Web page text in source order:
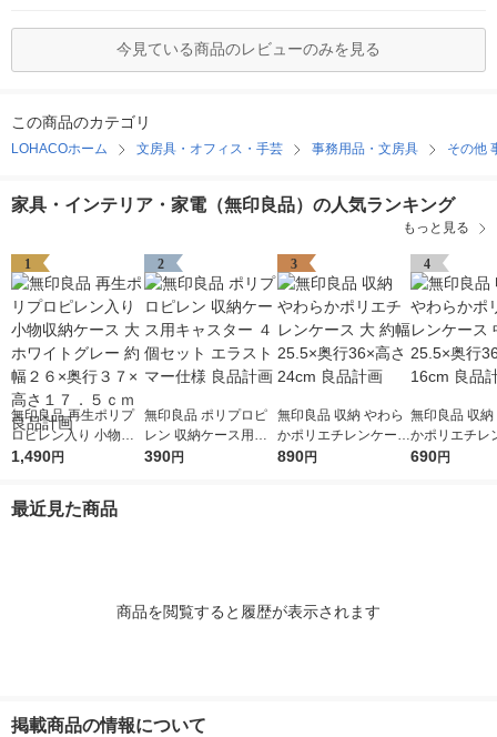
今見ている商品のレビューのみを見る
この商品のカテゴリ
LOHACOホーム 文房具・オフィス・手芸 事務用品・文房具 その他
家具・インテリア・家電（無印良品）の人気ランキング
もっと見る
1
無印良品 再生ポリプ
ロピレン入り 小物収
納ケース 大 ホワイト
ｍ 良品計画
1,490円
2
無印良品 ポリプロピ
レン 収納ケース用キ
ャスター ４個セット
390円
3
無印良品 収納 やわら
かポリエチレンケース
大 約幅25.5×奥行36×
890円
4
無印良品 収納
かポリエチレ
中 約幅25.5×
690円
最近見た商品
商品を閲覧すると履歴が表示されます
掲載商品の情報について